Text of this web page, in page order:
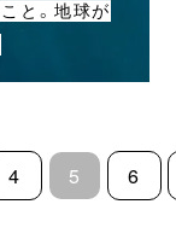
と。地球が
4 5 6